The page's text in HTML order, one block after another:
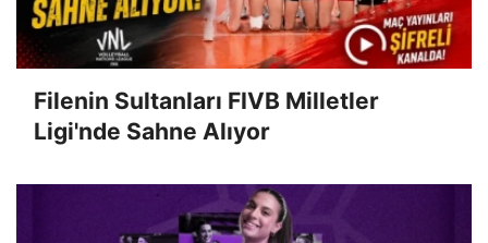
Filenin Sultanları FIVB Milletler
Ligi'nde Sahne Alıyor